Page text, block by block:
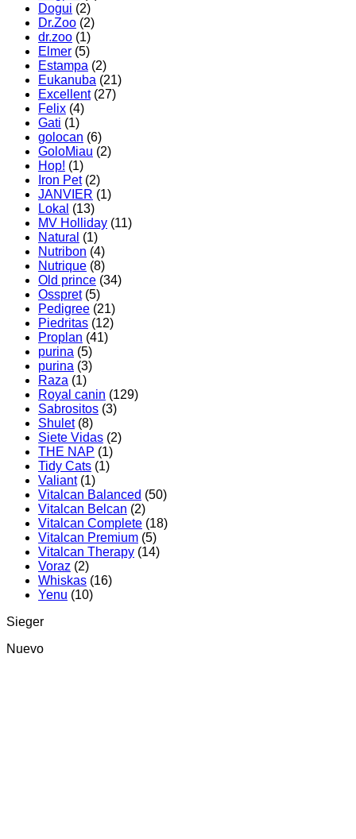
Dogui (2)
Dr.Zoo (2)
dr.zoo (1)
Elmer (5)
Estampa (2)
Eukanuba (21)
Excellent (27)
Felix (4)
Gati (1)
golocan (6)
GoloMiau (2)
Hop! (1)
Iron Pet (2)
JANVIER (1)
Lokal (13)
MV Holliday (11)
Natural (1)
Nutribon (4)
Nutrique (8)
Old prince (34)
Osspret (5)
Pedigree (21)
Piedritas (12)
Proplan (41)
purina (5)
purina (3)
Raza (1)
Royal canin (129)
Sabrositos (3)
Shulet (8)
Siete Vidas (2)
THE NAP (1)
Tidy Cats (1)
Valiant (1)
Vitalcan Balanced (50)
Vitalcan Belcan (2)
Vitalcan Complete (18)
Vitalcan Premium (5)
Vitalcan Therapy (14)
Voraz (2)
Whiskas (16)
Yenu (10)
Sieger
Nuevo